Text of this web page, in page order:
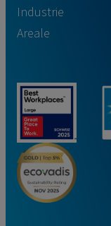
Industrie
Areale